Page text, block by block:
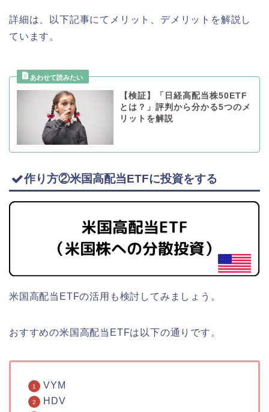
詳細は、以下記事にてメリット、デメリットを解説し
ています。
【検証】「日経高配当株50ETF
とは？」評判から分かる5つのメ
リットを解説
作り方②米国高配当ETFに投資をする
米国高配当ETFの活用も検討してみましょう。
おすすめの米国高配当ETFは以下の通りです。
VYM
HDV